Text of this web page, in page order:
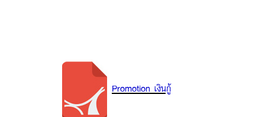
Promotion เงินกู้